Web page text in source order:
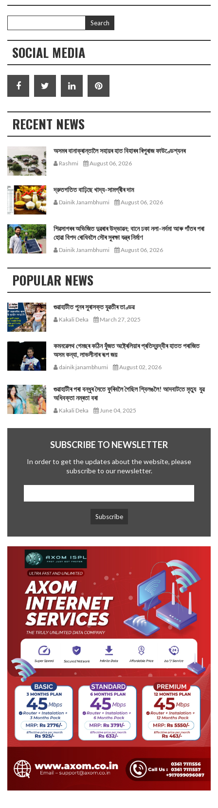
SOCIAL MEDIA
RECENT NEWS
অসমৰ বানাক্ৰান্তালৈ সহায়ৰ হাত বিহাৰৰ ৰিপুৰাজ ফাউণ্ডেশ্যনৰ
Rashmi August 06, 2026
দ্রুতগতিত বাঢ়িছে খাদ্য-সামগ্ৰীৰ দাম
Dainik Janambhumi August 06, 2026
শিৱসাগৰৰ অভিজিত দুৱৰাৰ উদ্ভাৱন; বানে ঢকা নলা-নৰ্দমা আৰু গাঁতৰ পৰা
হোৱা বিপদ ৰোধিবলৈ সৌৰ সুৰক্ষা যন্ত্ৰ নিৰ্মাণ
Dainik Janambhumi August 06, 2026
POPULAR NEWS
গুৱাহাটীত পুনৰ সুৰাসক্ত যুৱতীৰ তাণ্ডৱ
Kakali Deka March 27, 2025
কমনৱেলথ গেমছৰ কঠিন যুঁজত অষ্ট্ৰেলিয়াৰ প্ৰতিদ্বন্দ্বীৰ হাতত পৰাজিত
অসম কন্যা, লাভলীনাৰ ৰূপ জয়
dainik janambhumi August 02, 2026
গুৱাহাটীৰ পৰা বন্ধুৰ সৈতে ফুৰিবলৈ গৈছিল শ্বিলঙলৈ! আদবাটতে মৃত্যু যুৱ
অধিবক্তা নম্ৰতা বৰা
Kakali Deka June 04, 2025
SUBSCRIBE TO NEWSLETTER
In order to get the updates about the website, please
subscribe to our newsletter.